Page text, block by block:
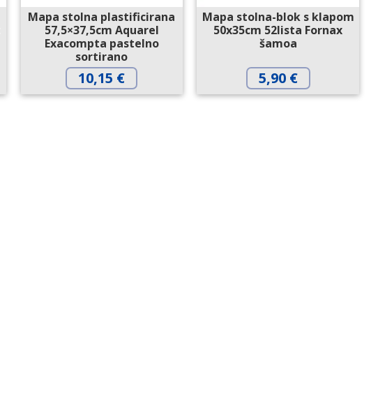
Mapa stolna plastificirana
57,5×37,5cm Aquarel
Exacompta pastelno
sortirano
10,15 €
Mapa stolna-blok s klapom
50x35cm 52lista Fornax
šamoa
5,90 €